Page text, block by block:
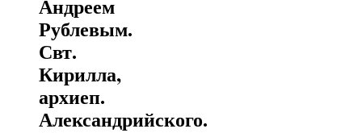
Андреем
Рублевым.
Свт.
Кирилла,
архиеп.
Александрийского.